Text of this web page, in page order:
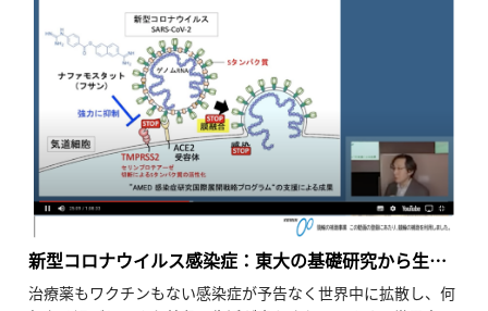
新型コロナウイルス感染症：東大の基礎研究から生ま
れた治療薬の種
治療薬もワクチンもない感染症が予告なく世界中に拡散し、何